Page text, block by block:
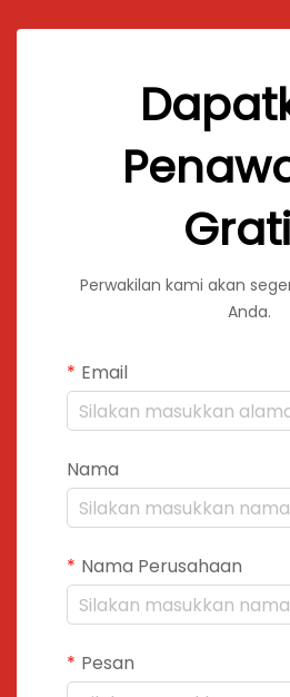
Perwakilan kami akan
Anda.
Email
Nama
Nama Perusahaan
Pesan